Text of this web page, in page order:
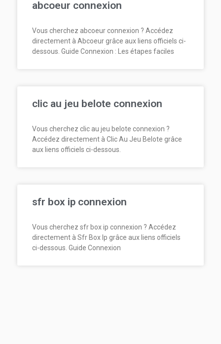
abcoeur connexion
Vous cherchez abcoeur connexion ? Accédez
directement à Abcoeur grâce aux liens officiels ci-
dessous. Guide Connexion : Les étapes faciles
clic au jeu belote connexion
Vous cherchez clic au jeu belote connexion ?
Accédez directement à Clic Au Jeu Belote grâce
aux liens officiels ci-dessous.
sfr box ip connexion
Vous cherchez sfr box ip connexion ? Accédez
directement à Sfr Box Ip grâce aux liens officiels
ci-dessous. Guide Connexion